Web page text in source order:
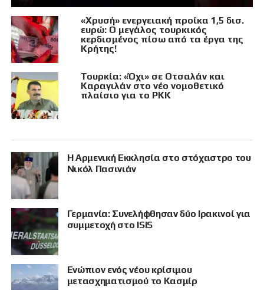
«Χρυσή» ενεργειακή προίκα 1,5 δισ.
ευρώ: Ο μεγάλος τουρκικός
κερδισμένος πίσω από τα έργα της
Κρήτης!
Τουρκία: «Όχι» σε Οτσαλάν και
Καραγιλάν στο νέο νομοθετικό
πλαίσιο για το PKK
Η Αρμενική Εκκλησία στο στόχαστρο του
Νικόλ Πασινιάν
Γερμανία: Συνελήφθησαν δύο Ιρακινοί για
συμμετοχή στο ISIS
Eνώπιον ενός νέου κρίσιμου
μετασχηματισμού το Κασμίρ